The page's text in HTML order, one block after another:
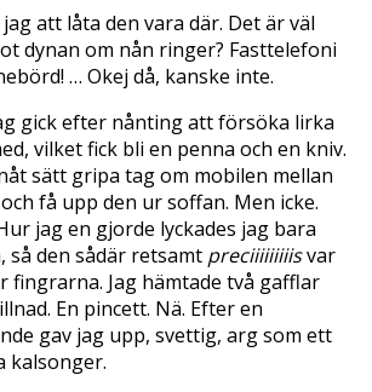
att låta den vara där. Det är väl
dynan om nån ringer? Fasttelefoni
… Okej då, kanske inte.
gick efter nånting att försöka lirka
vilket fick bli en penna och en kniv.
sätt gripa tag om mobilen mellan
få upp den ur soffan. Men icke.
jag en gjorde lyckades jag bara
så den sådär retsamt preciiiiiiiiisvar
fingrarna. Jag hämtade två gafflar
En pincett. Nä. Efter en
gav jag upp, svettig, arg som ett
kalsonger.